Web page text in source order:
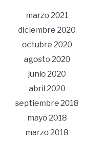
marzo 2021
diciembre 2020
octubre 2020
agosto 2020
junio 2020
abril 2020
septiembre 2018
mayo 2018
marzo 2018